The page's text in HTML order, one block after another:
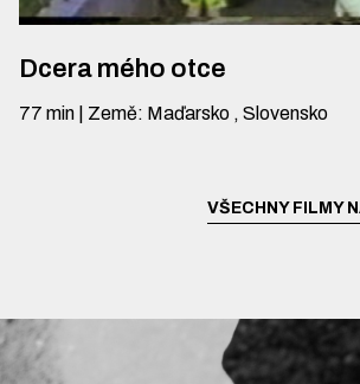
Dcera mého otce
77 min Země: Maďarsko , Slovensko
VŠECHNY FILMY